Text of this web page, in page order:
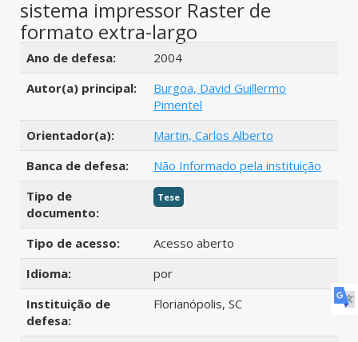
sistema impressor Raster de
formato extra-largo
Detalhes bibliográficos
Ano de defesa:
2004
Autor(a) principal:
Burgoa, David Guillermo
Pimentel
Orientador(a):
Martin, Carlos Alberto
Banca de defesa:
Não Informado pela instituição
Tipo de
documento:
Tese
Tipo de acesso:
Acesso aberto
Idioma:
por
Instituição de
defesa:
Florianópolis, SC